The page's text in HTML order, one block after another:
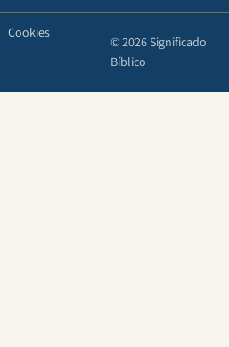
Cookies
© 2026 Significado
Bíblico